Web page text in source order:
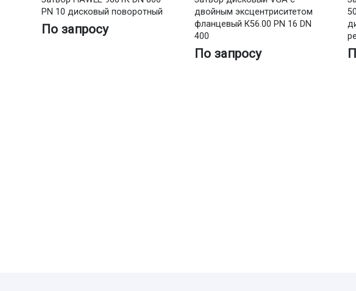
PN 10 дисковый поворотный
По запросу
двойным эксцентриситетом
фланцевый К56.00 PN 16 DN
400
По запросу